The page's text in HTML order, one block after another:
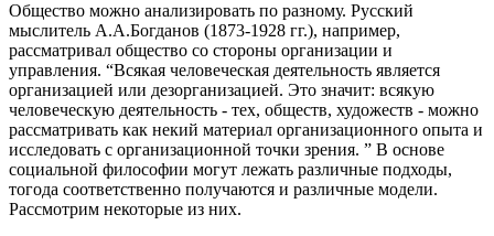
Общество можно анализировать по разному. Русский
мыслитель А.А.Богданов (1873-1928 гг.), например,
рассматривал общество со стороны организации и
управления. “Всякая человеческая деятельность является
организацией или дезорганизацией. Это значит: всякую
человеческую деятельность - тех, обществ, художеств - можно
рассматривать как некий материал организационного опыта и
исследовать с организационной точки зрения. ” В основе
социальной философии могут лежать различные подходы,
тогода соответственно получаются и различные модели.
Рассмотрим некоторые из них.